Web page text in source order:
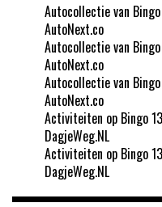
Autocollectie van
AutoNext.co
Autocollectie van
AutoNext.co
Autocollectie van
AutoNext.co
Activiteiten op Bingo
DagjeWeg.NL
Activiteiten op Bingo
DagjeWeg.NL